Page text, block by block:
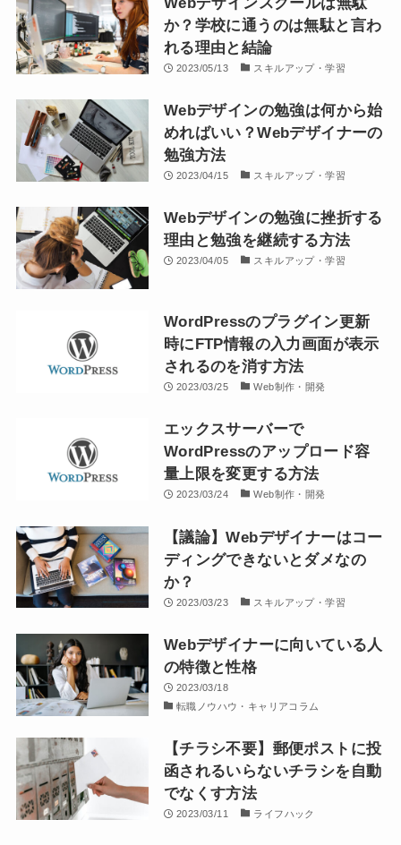
か？学校に通うのは無駄と言わ
れる理由と結論
2023/05/13 スキルアップ・学習
Webデザインの勉強は何から始
めればいい？Webデザイナーの
勉強方法
2023/04/15 スキルアップ・学習
Webデザインの勉強に挫折する
理由と勉強を継続する方法
2023/04/05 スキルアップ・学習
WordPressのプラグイン更新
時にFTP情報の入力画面が表示
されるのを消す方法
2023/03/25 Web制作・開発
エックスサーバーで
WordPressのアップロード容
量上限を変更する方法
2023/03/24 Web制作・開発
【議論】Webデザイナーはコー
ディングできないとダメなの
か？
2023/03/23 スキルアップ・学習
Webデザイナーに向いている人
の特徴と性格
2023/03/18
転職ノウハウ・キャリアコラム
【チラシ不要】郵便ポストに投
函されるいらないチラシを自動
でなくす方法
2023/03/11 ライフハック